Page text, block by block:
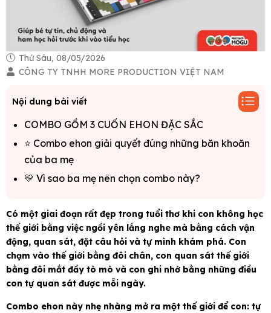
Thứ Sáu, 08/05/2026
CÔNG TY TNHH MORE PRODUCTION VIỆT NAM
Nội dung bài viết
COMBO GỒM 3 CUỐN EHON ĐẶC SẮC
⭐ Combo ehon giải quyết đúng những băn khoăn
của ba mẹ
💛 Vì sao ba mẹ nên chọn combo này?
Có một giai đoạn rất đẹp trong tuổi thơ khi con không học
thế giới bằng việc ngồi yên lắng nghe mà bằng cách vận
động, quan sát, đặt câu hỏi và tự mình khám phá. Con
chạm vào thế giới bằng đôi chân, con quan sát thế giới
bằng đôi mắt đầy tò mò và con ghi nhớ bằng những điều
con tự quan sát được mỗi ngày.
Combo ehon này nhẹ nhàng mở ra một thế giới để con: tự